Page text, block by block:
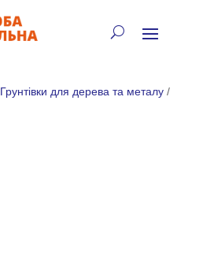
Грунтівки для дерева та металу /